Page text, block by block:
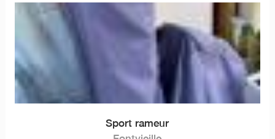
Sport rameur